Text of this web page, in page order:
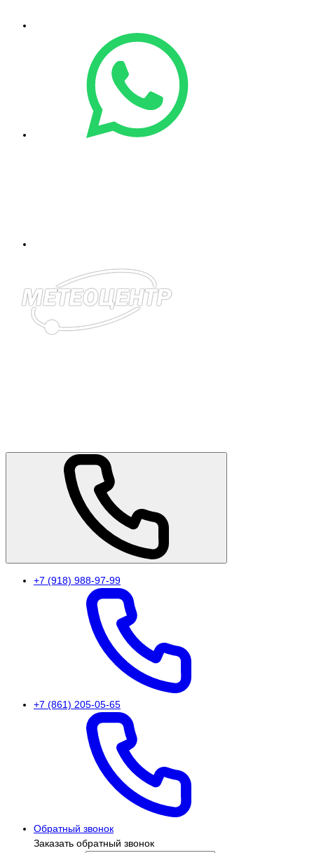
+7 (918) 988-97-99
+7 (861) 205-05-65
Обратный звонок
Заказать обратный звонок